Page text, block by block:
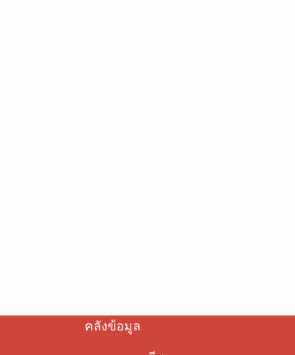
คลังข้อมูล